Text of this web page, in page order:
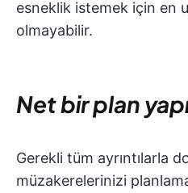
esneklik istemek için en
olmayabilir.
Net bir plan
Gerekli tüm ayrıntılarla
müzakerelerinizi